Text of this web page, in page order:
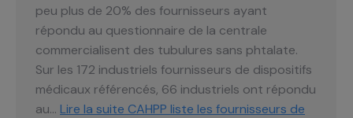
peu plus de 20% des fournisseurs ayant
répondu au questionnaire de la centrale
commercialisent des tubulures sans phtalate.
Sur les 172 industriels fournisseurs de dispositifs
médicaux référencés, 66 industriels ont répondu
au… Lire la suite CAHPP liste les fournisseurs de